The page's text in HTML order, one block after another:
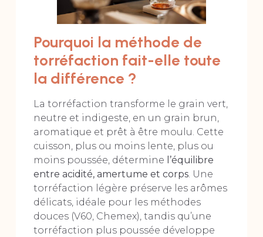
Pourquoi la méthode de
torréfaction fait-elle toute
la différence ?
La torréfaction transforme le grain vert,
neutre et indigeste, en un grain brun,
aromatique et prêt à être moulu. Cette
cuisson, plus ou moins lente, plus ou
moins poussée, détermine l’équilibre
entre acidité, amertume et corps. Une
torréfaction légère préserve les arômes
délicats, idéale pour les méthodes
douces (V60, Chemex), tandis qu’une
torréfaction plus poussée développe